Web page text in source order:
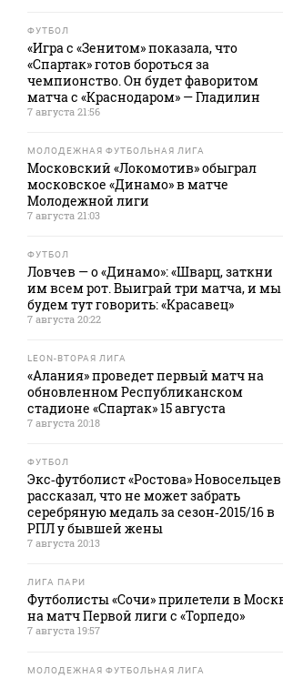
ФУТБОЛ
«Игра с «Зенитом» показала, что
«Спартак» готов бороться за
чемпионство. Он будет фаворитом
матча с «Краснодаром» — Гладилин
7 августа 21:56
МОЛОДЕЖНАЯ ФУТБОЛЬНАЯ ЛИГА
Московский «Локомотив» обыграл
московское «Динамо» в матче
Молодежной лиги
7 августа 21:03
ФУТБОЛ
Ловчев — о «Динамо»: «Шварц, заткни
им всем рот. Выиграй три матча, и мы
будем тут говорить: «Красавец»
7 августа 20:22
LEON-ВТОРАЯ ЛИГА
«Алания» проведет первый матч на
обновленном Республиканском
стадионе «Спартак» 15 августа
7 августа 20:18
ФУТБОЛ
Экс‑футболист «Ростова» Новосельцев
рассказал, что не может забрать
серебряную медаль за сезон‑2015/16 в
РПЛ у бывшей жены
7 августа 20:13
ЛИГА ПАРИ
Футболисты «Сочи» прилетели в
на матч Первой лиги с «Торпедо»
7 августа 19:57
МОЛОДЕЖНАЯ ФУТБОЛЬНАЯ ЛИГА